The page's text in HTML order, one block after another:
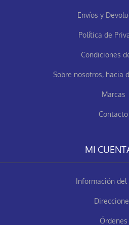
Envíos y
Política de
Condiciones
Sobre nosotros, hacia
Marcas
Contacto
MI
Información
Órdenes